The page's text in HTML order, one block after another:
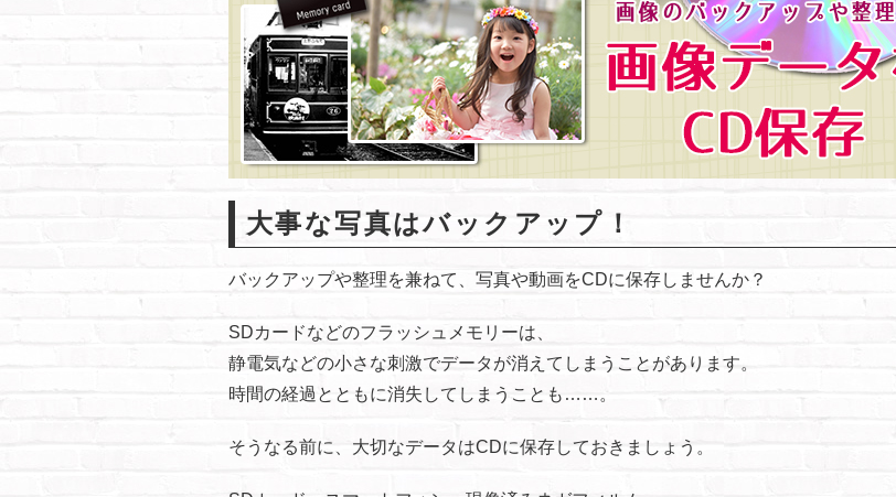
大事な写真はバックアップ！
バックアップや整理を兼ねて、写真や動画をCDに保存しませんか？
SDカードなどのフラッシュメモリーは、
静電気などの小さな刺激でデータが消えてしまうことがあります。
時間の経過とともに消失してしまうことも……。
そうなる前に、大切なデータはCDに保存しておきましょう。